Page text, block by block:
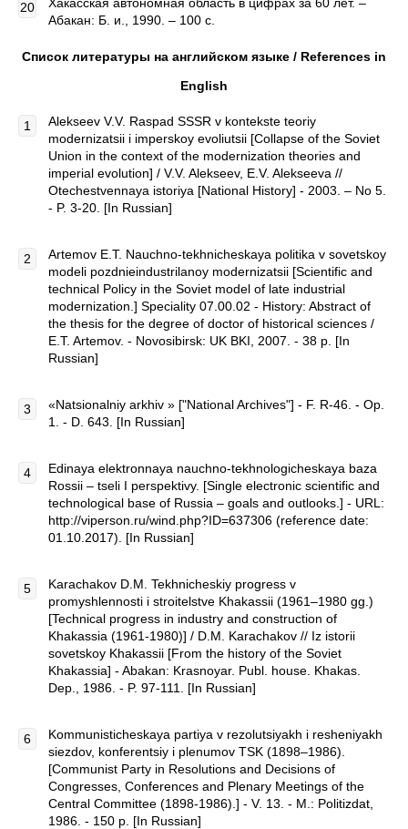
Абакан: Б. и., 1990. – 100 с.
Список литературы на английском языке / References in
English
Alekseev V.V. Raspad SSSR v kontekste teoriy
modernizatsii i imperskoy evoliutsii [Collapse of the Soviet
Union in the context of the modernization theories and
imperial evolution] / V.V. Alekseev, E.V. Alekseeva //
Otechestvennaya istoriya [National History] - 2003. – No 5.
- P. 3-20. [In Russian]
Artemov E.T. Nauchno-tekhnicheskaya politika v sovetskoy
modeli pozdnieindustrilanoy modernizatsii [Scientific and
technical Policy in the Soviet model of late industrial
modernization.] Speciality 07.00.02 - History: Abstract of
the thesis for the degree of doctor of historical sciences /
E.T. Artemov. - Novosibirsk: UK BKI, 2007. - 38 p. [In
Russian]
«Natsionalniy arkhiv » ["National Archives"] - F. R-46. - Op.
1. - D. 643. [In Russian]
Edinaya elektronnaya nauchno-tekhnologicheskaya baza
Rossii – tseli I perspektivy. [Single electronic scientific and
technological base of Russia – goals and outlooks.] - URL:
http://viperson.ru/wind.php?ID=637306 (reference date:
01.10.2017). [In Russian]
Karachakov D.M. Tekhnicheskiy progress v
promyshlennosti i stroitelstve Khakassii (1961–1980 gg.)
[Technical progress in industry and construction of
Khakassia (1961-1980)] / D.M. Karachakov // Iz istorii
sovetskoy Khakassii [From the history of the Soviet
Khakassia] - Abakan: Krasnoyar. Publ. house. Khakas.
Dep., 1986. - P. 97-111. [In Russian]
Kommunisticheskaya partiya v rezolutsiyakh i resheniyakh
siezdov, konferentsiy i plenumov TSK (1898–1986).
[Communist Party in Resolutions and Decisions of
Congresses, Conferences and Plenary Meetings of the
Central Committee (1898-1986).] - V. 13. - M.: Politizdat,
1986. - 150 p. [In Russian]